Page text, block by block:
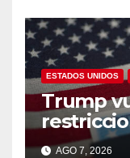
ESTADOS UNIDOS
Trump
porAGO 7, 2026